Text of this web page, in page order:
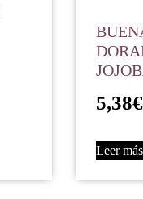
5,38€
Leer más